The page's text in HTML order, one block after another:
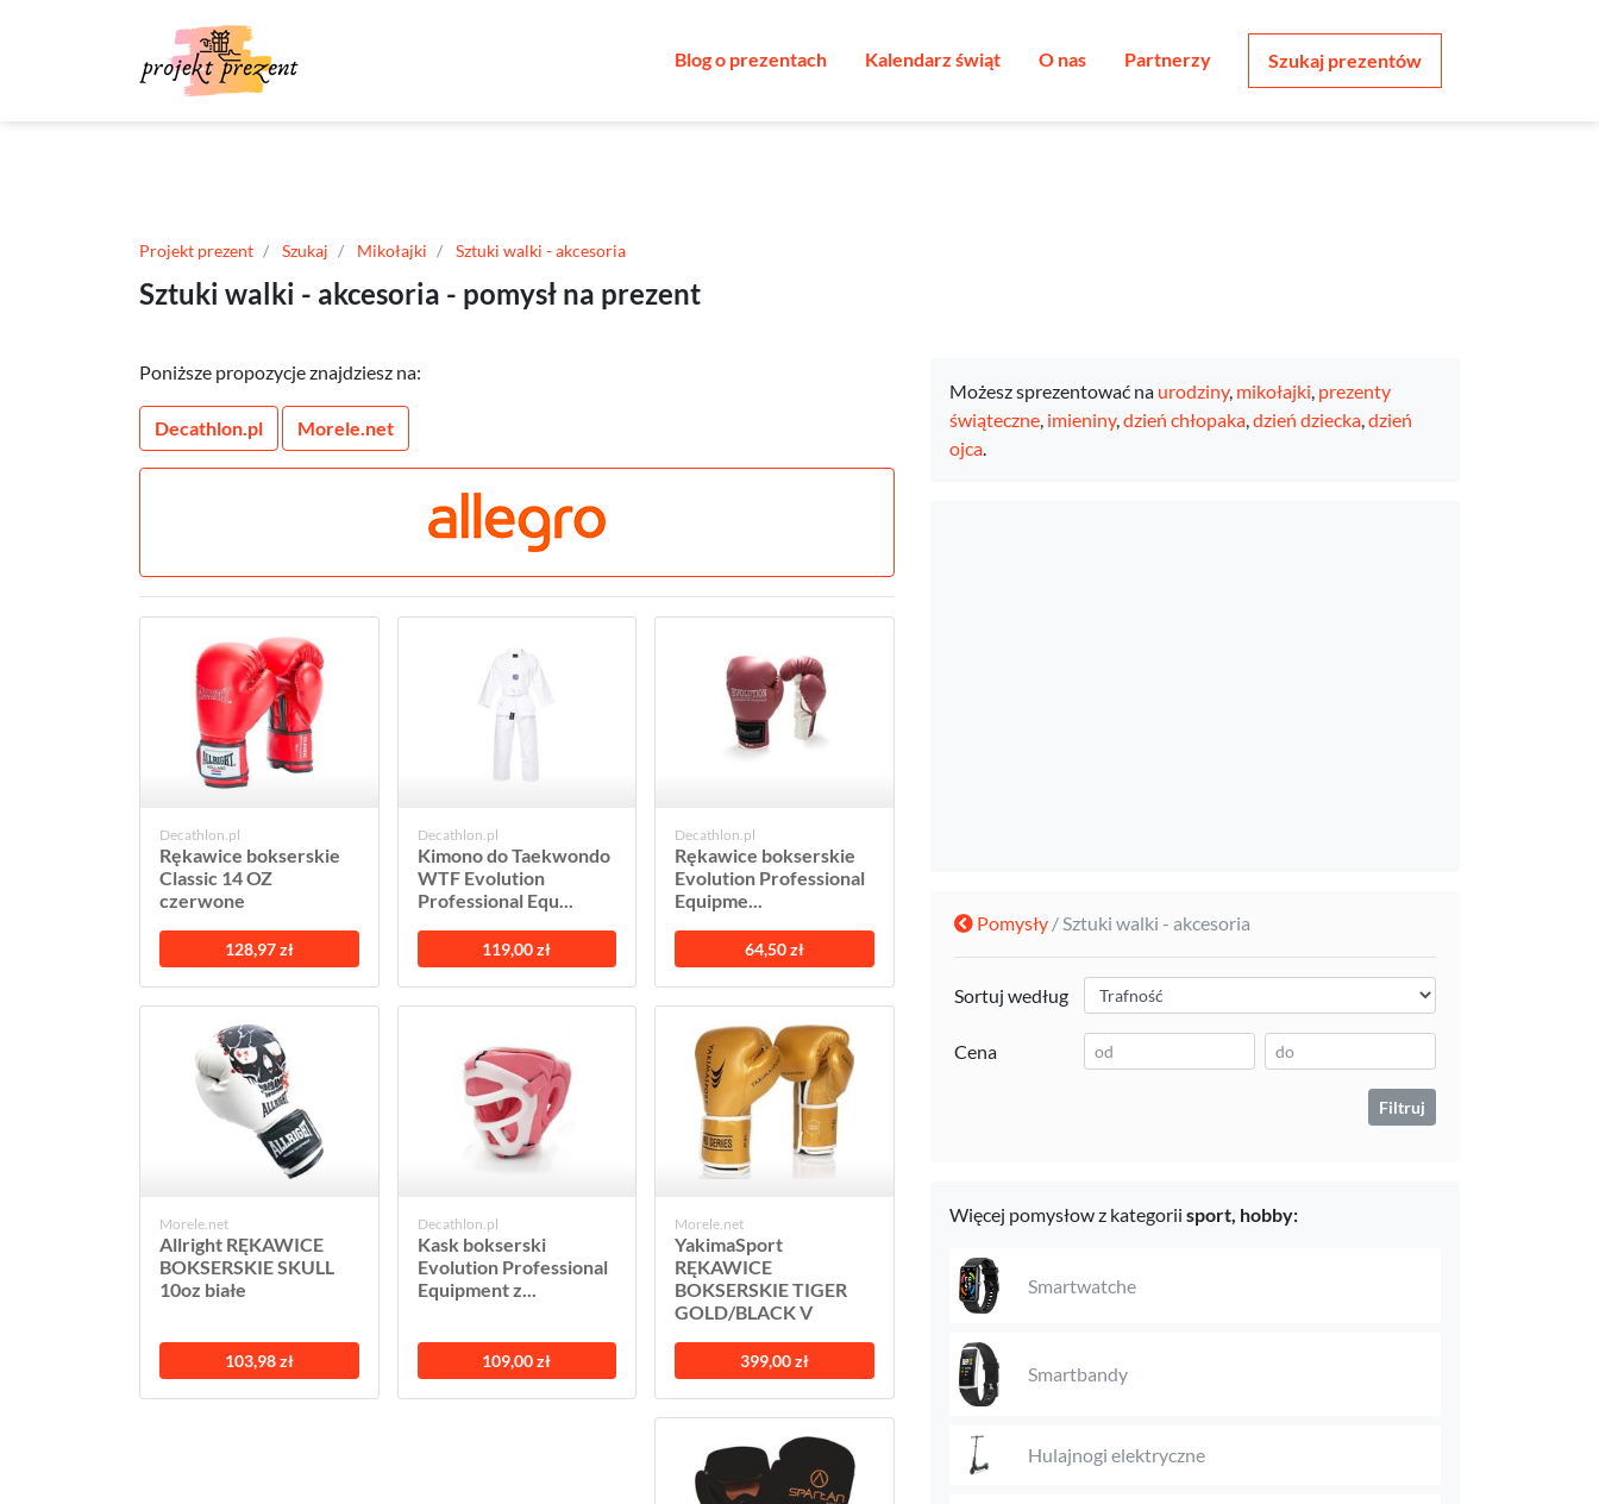
Blog o prezentach Kalendarz świąt O nas Partnerzy Szukaj prezentów
Projekt prezent Szukaj Mikołajki Sztuki walki - akcesoria
Sztuki walki - akcesoria - pomysł na prezent
Poniższe propozycje znajdziesz na:
Decathlon.pl Morele.net
Decathlon.pl
Rękawice bokserskie
Classic 14 OZ
czerwone
128,97 zł
Decathlon.pl
Kimono do Taekwondo
WTF Evolution
Professional Equ...
119,00 zł
Decathlon.pl
Rękawice bokserskie
Evolution Professional
Equipme...
64,50 zł
Morele.net
Allright RĘKAWICE
BOKSERSKIE SKULL
10oz białe
103,98 zł
Decathlon.pl
Kask bokserski
Evolution Professional
Equipment z...
109,00 zł
Morele.net
YakimaSport
RĘKAWICE
BOKSERSKIE TIGER
GOLD/BLACK V
399,00 zł
Możesz sprezentować na urodziny, mikołajki, prezenty
świąteczne, imieniny,dzień chłopaka,dzień dziecka,dzień
ojca.
Pomysły / Sztuki walki - akcesoria
Sortuj według
Cena
Filtruj
Więcej pomysłow z kategorii sport, hobby:
Smartwatche
Smartbandy
Hulajnogi elektryczne